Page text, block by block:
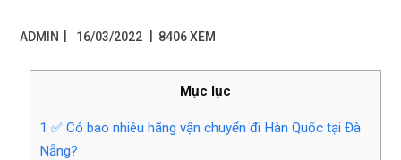
ADMIN 16/03/2022 8406 XEM
Mục lục
1 ✅ Có bao nhiêu hãng vận chuyển đi Hàn Quốc tại Đà
Nẵng?